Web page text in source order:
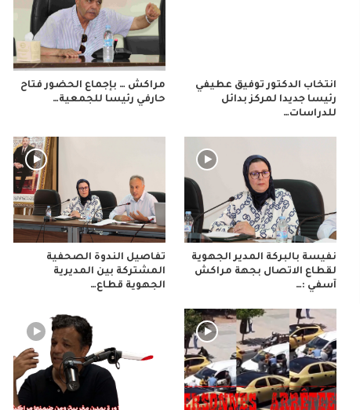
انتخاب الدكتور توفيق عطيفي
رئيسا جديدا لمركز بدائل
للدراسات…
مراكش … بإجماع الحضور فتاح
حارفي رئيسا للجمعية…
نفيسة بالبركة المدير الجهوية
لقطاع الاتصال بجهة مراكش
آسفي :…
تفاصيل الندوة الصحفية
المشتركة بين المديرية
الجهوية قطاع…